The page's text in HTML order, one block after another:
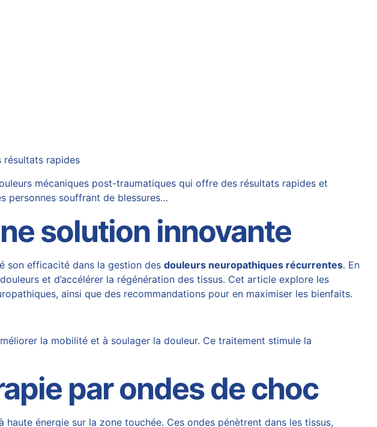
résultats rapides
mécaniques post-traumatiques qui offre des résultats rapides et
personnes souffrant de blessures…
solution innovante
son efficacité dans la gestion desdouleurs neuropathiques récurrentes. En
et d’accélérer la régénération des tissus. Cet article explore les
ainsi que des recommandations pour en maximiser les bienfaits.
la mobilité et à soulager la douleur. Ce traitement stimule la
par ondes de choc
haute énergie sur la zone touchée. Ces ondes pénètrent dans les tissus,